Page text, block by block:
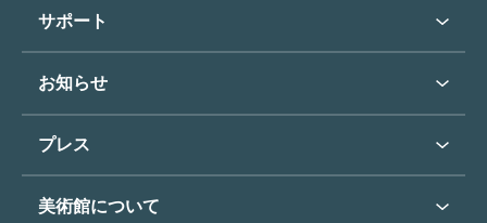
フロアマップ
ミュージアムショップ
カフェ
東郷青児
コレクションハイライト
教育普及トップ
オンラインで美術鑑賞
博物館実習について
サポート
よくあるご質問
東郷⻘児作品著作権申請
お知らせ
お知らせトップ
プレス
プレスリリーストップ
美術館について